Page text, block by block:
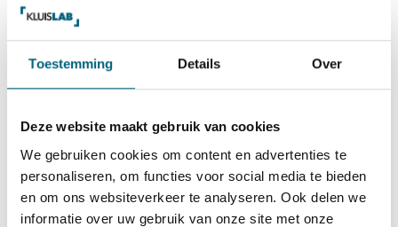
Toestemming Details Over
Deze website maakt gebruik van cookies
We gebruiken cookies om content en advertenties te
personaliseren, om functies voor social media te bieden
en om ons websiteverkeer te analyseren. Ook delen we
informatie over uw gebruik van onze site met onze
De Raat Brandkasten
De Raat DRS Wuppertal 14
9.461,-
Op voorraad
Bekijk de reviews